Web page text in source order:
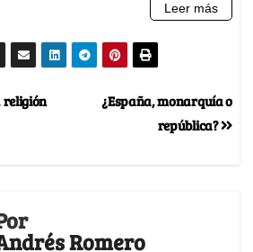
¿España, monarquía o
república?
religión
Romero